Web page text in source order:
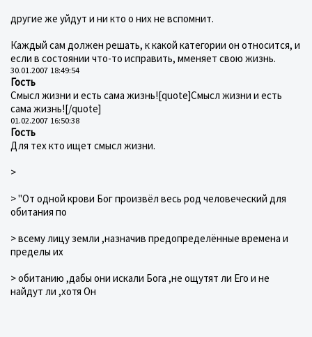
другие же уйдут и ни кто о них не вспомнит.
Каждый сам должен решать, к какой категории он относится, и
если в состоянии что-то исправить, мменяет свою жизнь.
30.01.2007 18:49:54
Гость
Смысл жизни и есть сама жизнь![quote]Смысл жизни и есть
сама жизнь![/quote]
01.02.2007 16:50:38
Гость
Для тех кто ищет смысл жизни.
>
> "От одной крови Бог произвёл весь род человеческий для
обитания по
> всему лицу земли ,назначив предопределённые времена и
пределы их
> обитанию ,дабы они искали Бога ,не ощутят ли Его и не
найдут ли ,хотя Он